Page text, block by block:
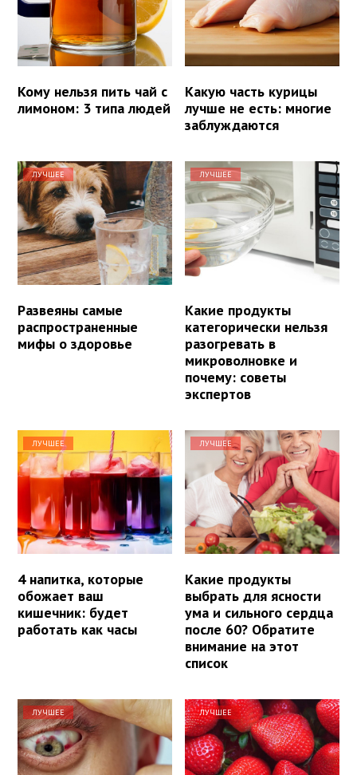
Кому нельзя пить чай с
лимоном: 3 типа людей
Какую часть курицы
лучше не есть: многие
заблуждаются
ЛУЧШЕЕ
Развеяны самые
распространенные
мифы о здоровье
ЛУЧШЕЕ
Какие продукты
категорически нельзя
разогревать в
микроволновке и
почему: советы
экспертов
ЛУЧШЕЕ
4 напитка, которые
обожает ваш
кишечник: будет
работать как часы
ЛУЧШЕЕ
Какие продукты
выбрать для ясности
ума и сильного сердца
после 60? Обратите
внимание на этот
список
ЛУЧШЕЕ ЛУЧШЕЕ